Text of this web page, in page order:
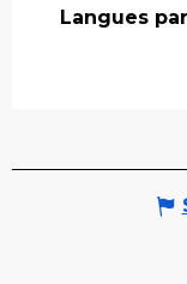
Langues
Langues